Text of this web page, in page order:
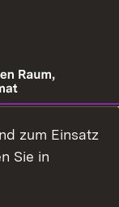
zum Einsatz
Sie in